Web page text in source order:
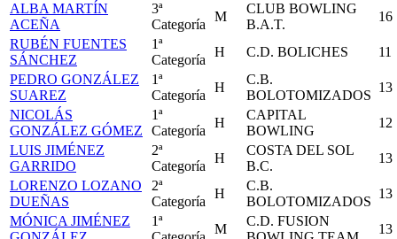
ALBA MARTÍN
ACEÑA
3ª
Categoría
M
CLUB BOWLING
B.A.T.
16
RUBÉN FUENTES
SÁNCHEZ
1ª
Categoría
H C.D. BOLICHES
11
PEDRO GONZÁLEZ
SUAREZ
1ª
Categoría
H
C.B.
BOLOTOMIZADOS
13
NICOLÁS
GONZÁLEZ GÓMEZ
1ª
Categoría
H
CAPITAL
BOWLING
12
LUIS JIMÉNEZ
GARRIDO
2ª
Categoría
H
COSTA DEL SOL
B.C.
13
LORENZO LOZANO
DUEÑAS
2ª
Categoría
H
C.B.
BOLOTOMIZADOS
13
MÓNICA JIMÉNEZ
1ª
M
C.D. FUSION
13